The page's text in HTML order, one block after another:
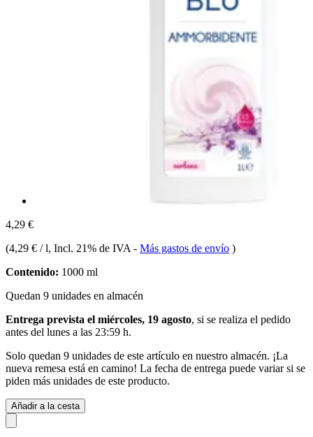
4,29 €
(4,29 € / l, Incl. 21% de IVA - Más gastos de envío )
Contenido: 1000 ml
Quedan 9 unidades en almacén
Entrega prevista el miércoles, 19 agosto, si se realiza el pedido
antes del lunes a las 23:59 h.
Solo quedan 9 unidades de este artículo en nuestro almacén. ¡La
nueva remesa está en camino! La fecha de entrega puede variar si se
piden más unidades de este producto.
Añadir a la cesta